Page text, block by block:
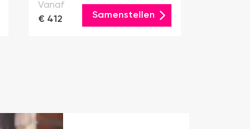
Vanaf
€ 412
Samenstellen